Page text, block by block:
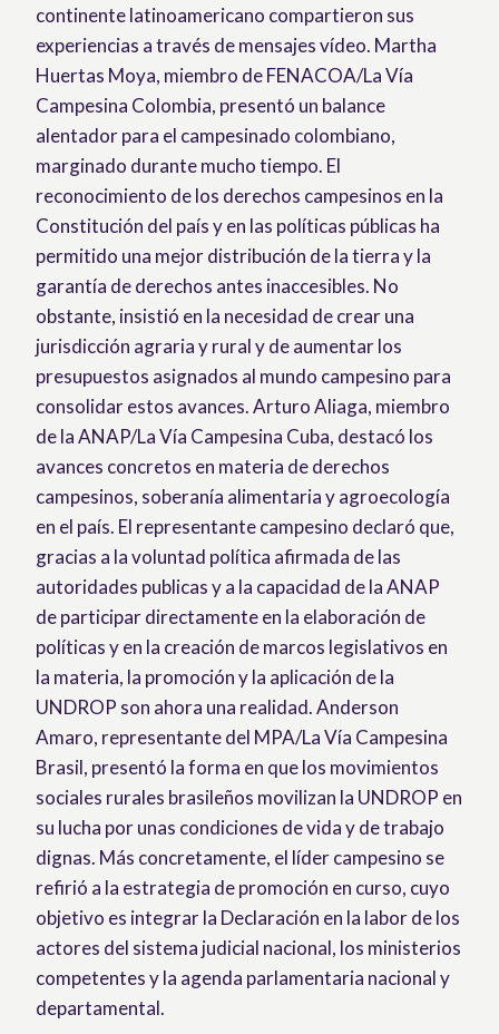
continente latinoamericano compartieron sus
experiencias a través de mensajes vídeo. Martha
Huertas Moya, miembro de FENACOA/La Vía
Campesina Colombia, presentó un balance
alentador para el campesinado colombiano,
marginado durante mucho tiempo. El
reconocimiento de los derechos campesinos en la
Constitución del país y en las políticas públicas ha
permitido una mejor distribución de la tierra y la
garantía de derechos antes inaccesibles. No
obstante, insistió en la necesidad de crear una
jurisdicción agraria y rural y de aumentar los
presupuestos asignados al mundo campesino para
consolidar estos avances. Arturo Aliaga, miembro
de la ANAP/La Vía Campesina Cuba, destacó los
avances concretos en materia de derechos
campesinos, soberanía alimentaria y agroecología
en el país. El representante campesino declaró que,
gracias a la voluntad política afirmada de las
autoridades publicas y a la capacidad de la ANAP
de participar directamente en la elaboración de
políticas y en la creación de marcos legislativos en
la materia, la promoción y la aplicación de la
UNDROP son ahora una realidad. Anderson
Amaro, representante del MPA/La Vía Campesina
Brasil, presentó la forma en que los movimientos
sociales rurales brasileños movilizan la UNDROP en
su lucha por unas condiciones de vida y de trabajo
dignas. Más concretamente, el líder campesino se
refirió a la estrategia de promoción en curso, cuyo
objetivo es integrar la Declaración en la labor de los
actores del sistema judicial nacional, los ministerios
competentes y la agenda parlamentaria nacional y
departamental.